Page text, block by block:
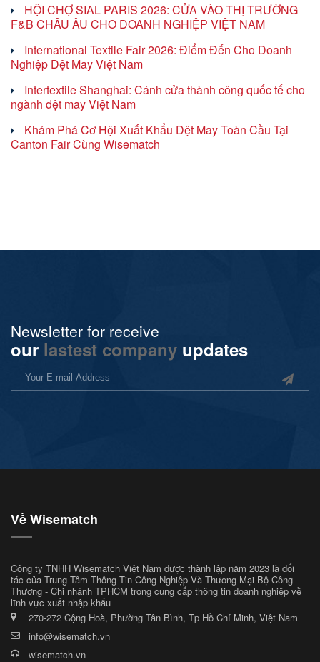
HỘI CHỢ SIAL PARIS 2026: CỬA VÀO THỊ TRƯỜNG
F&B CHÂU ÂU CHO DOANH NGHIỆP VIỆT NAM
International Textile Fair 2026: Điểm Đến Cho Doanh
Nghiệp Dệt May Việt Nam
Intertextile Shanghai: Cánh cửa thành công quốc tế cho
ngành dệt may Việt Nam
Khám Phá Cơ Hội Xuất Khẩu Dệt May Toàn Cầu Tại
Canton Fair Cùng Wisematch
Newsletter for receive
our lastest company updates
Về Wisematch
Công ty TNHH Wisematch Việt Nam được thành lập năm 2023 là đối
tác của Trung Tâm Thông Tin Công Nghiệp Và Thương Mại Bộ Công
Thương - Chi nhánh TPHCM trong cung cấp thông tin doanh nghiệp về
lĩnh vực xuất nhập khẩu
270-272 Cộng Hoà, Phường Tân Bình, Tp Hồ Chí Minh, Việt Nam
info@wisematch.vn
wisematch.vn